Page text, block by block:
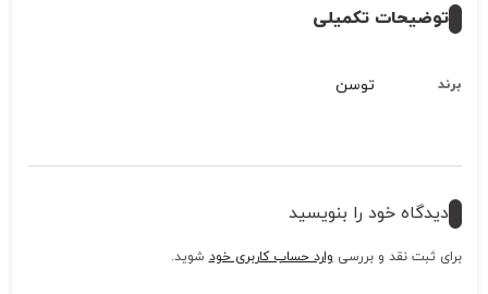
توضیحات تکمیلی
برند توسن
دیدگاه خود را بنویسید
برای ثبت نقد و بررسی وارد حساب کاربری خود شوید.